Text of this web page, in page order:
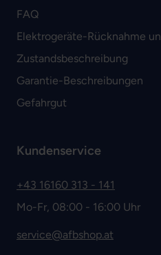
FAQ
Elektrogeräte-Rücknahme
Zustandsbeschreibung
Garantie-Beschreibungen
Gefahrgut
Kundenservice
+43 16160 313 - 141
Mo-Fr, 08:00 - 16:00 Uhr
service@afbshop.at